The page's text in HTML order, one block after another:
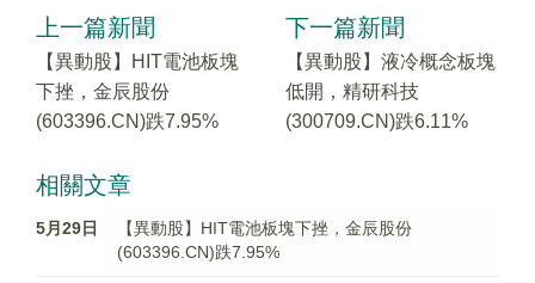
上一篇新聞
【異動股】HIT電池板塊
下挫，金辰股份
(603396.CN)跌7.95%
下一篇新聞
【異動股】液冷概念板塊
低開，精研科技
(300709.CN)跌6.11%
相關文章
5月29日
【異動股】HIT電池板塊下挫，金辰股份
(603396.CN)跌7.95%